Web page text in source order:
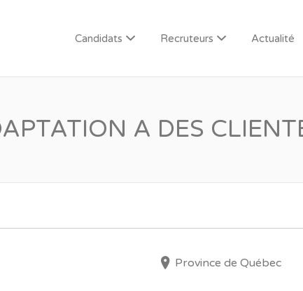
Candidats Recruteurs Actualité
A DES
Province de Québec